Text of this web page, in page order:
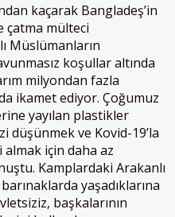
kaçarak Bangladeş’in
çatma mülteci
Müslümanların
koşullar altında
milyondan fazla
ikamet ediyor. Çoğumuz
yayılan plastikler
düşünmek ve Kovid-19’la
için daha az
Kamplardaki Arakanlı
yaşadıklarına
başkalarının